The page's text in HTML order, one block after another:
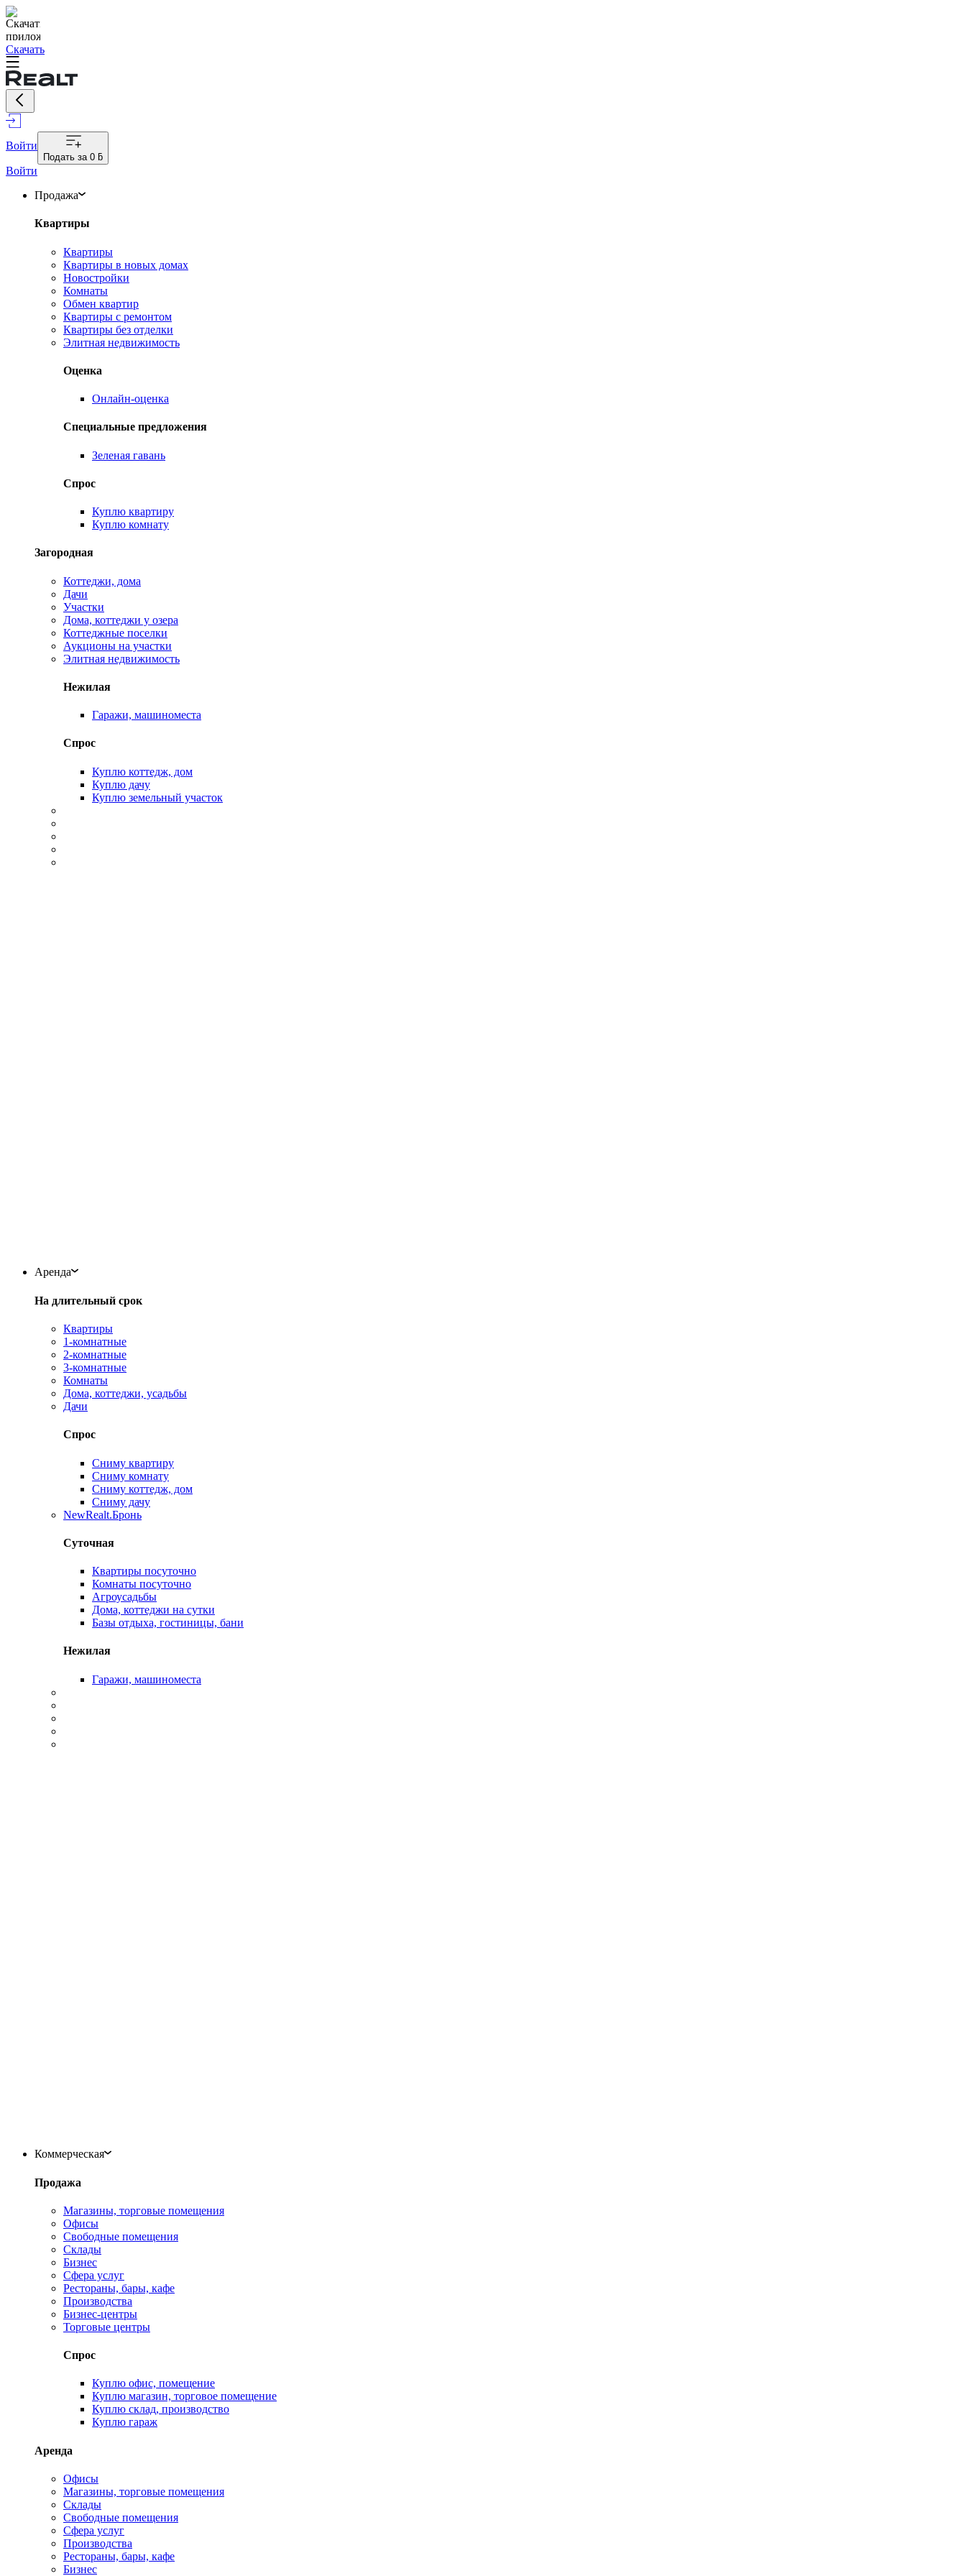
Скачать
Войти
Подать за 0 ƃ
Войти
Продажа
Квартиры
Квартиры
Квартиры в новых домах
Новостройки
Комнаты
Обмен квартир
Квартиры с ремонтом
Квартиры без отделки
Элитная недвижимость
Оценка
Онлайн-оценка
Специальные предложения
Зеленая гавань
Спрос
Куплю квартиру
Куплю комнату
Загородная
Коттеджи, дома
Дачи
Участки
Дома, коттеджи у озера
Коттеджные поселки
Аукционы на участки
Элитная недвижимость
Нежилая
Гаражи, машиноместа
Спрос
Куплю коттедж, дом
Куплю дачу
Куплю земельный участок
Аренда
На длительный срок
Квартиры
1-комнатные
2-комнатные
3-комнатные
Комнаты
Дома, коттеджи, усадьбы
Дачи
Спрос
Сниму квартиру
Сниму комнату
Сниму коттедж, дом
Сниму дачу
NewRealt.Бронь
Суточная
Квартиры посуточно
Комнаты посуточно
Агроусадьбы
Дома, коттеджи на сутки
Базы отдыха, гостиницы, бани
Нежилая
Гаражи, машиноместа
Коммерческая
Продажа
Магазины, торговые помещения
Офисы
Свободные помещения
Склады
Бизнес
Сфера услуг
Рестораны, бары, кафе
Производства
Бизнес-центры
Торговые центры
Спрос
Куплю офис, помещение
Куплю магазин, торговое помещение
Куплю склад, производство
Куплю гараж
Аренда
Офисы
Магазины, торговые помещения
Склады
Свободные помещения
Сфера услуг
Производства
Рестораны, бары, кафе
Бизнес